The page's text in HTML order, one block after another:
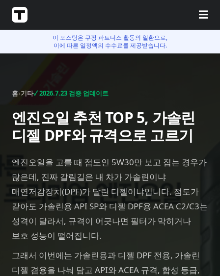
☰
이 포스팅은 쿠팡 파트너스 활동의 일환으로,
이에 따른 일정액의 수수료를 제공받습니다.
홈›기타✓2026.7.23 검증 업데이트
엔진오일 추천 TOP 5, 가솔린
디젤 DPF와 규격으로 고르기
엔진오일을 고를 때 점도인 5W30만 보고 집는 경우가
많은데, 진짜 갈림길은 내 차가 가솔린이냐
매연저감장치(DPF)가 달린 디젤이냐입니다. 점도가
같아도 가솔린용 API SP와 디젤 DPF용 ACEA C2/C3는
성격이 달라서, 규격이 어긋나면 필터가 막히거나
보호 성능이 떨어집니다.
그래서 이번에는 가솔린용과 디젤 DPF 전용, 가솔린
디젤 겸용을 나눠 담고 API와 ACEA 규격, 합성 등급,